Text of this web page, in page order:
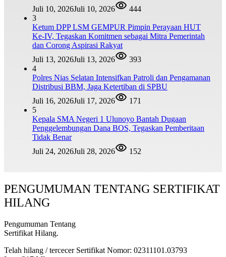
Juli 10, 2026Juli 10, 2026
444
3
Ketum DPP LSM GEMPUR Pimpin Perayaan HUT
Ke-IV, Tegaskan Komitmen sebagai Mitra Pemerintah
dan Corong Aspirasi Rakyat
Juli 13, 2026Juli 13, 2026
393
4
Polres Nias Selatan Intensifkan Patroli dan Pengamanan
Distribusi BBM, Jaga Ketertiban di SPBU
Juli 16, 2026Juli 17, 2026
171
5
Kepala SMA Negeri 1 Ulunoyo Bantah Dugaan
Penggelembungan Dana BOS, Tegaskan Pemberitaan
Tidak Benar
Juli 24, 2026Juli 28, 2026 152
PENGUMUMAN TENTANG SERTIFIKAT
HILANG
Pengumuman Tentang
Sertifikat Hilang.
Telah hilang / tercecer Sertifikat Nomor: 02311101.03793